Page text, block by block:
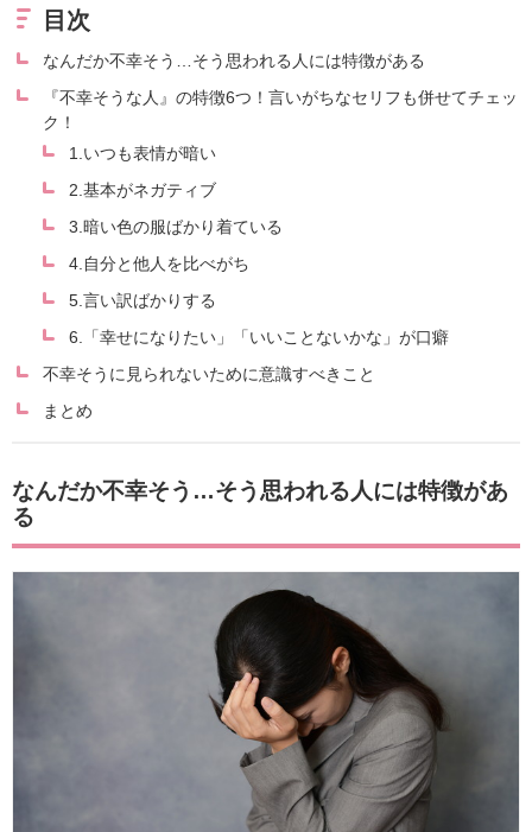
目次
なんだか不幸そう…そう思われる人には特徴がある
『不幸そうな人』の特徴6つ！言いがちなセリフも併せてチェッ
ク！
1.いつも表情が暗い
2.基本がネガティブ
3.暗い色の服ばかり着ている
4.自分と他人を比べがち
5.言い訳ばかりする
6.「幸せになりたい」「いいことないかな」が口癖
不幸そうに見られないために意識すべきこと
まとめ
なんだか不幸そう…そう思われる人には特徴があ
る